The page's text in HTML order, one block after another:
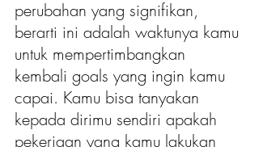
perubahan yang signifikan,
berarti ini adalah waktunya kamu
untuk mempertimbangkan
kembali goals yang ingin kamu
capai. Kamu bisa tanyakan
kepada dirimu sendiri apakah
pekerjaan yang kamu lakukan